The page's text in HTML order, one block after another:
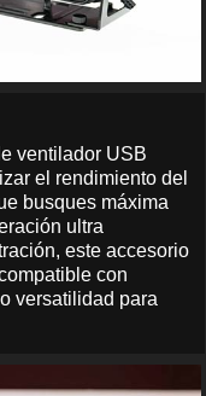
ventilador USB
el rendimiento del
busques máxima
ultra
este accesorio
con
versatilidad para